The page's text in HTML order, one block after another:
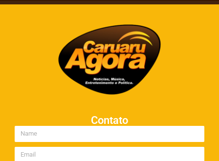
Contato